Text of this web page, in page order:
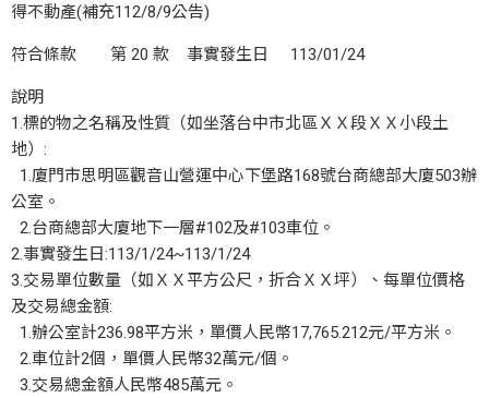
得不動產(補充112/8/9公告)
符合條款 第 20 款 事實發生日 113/01/24
說明
1.標的物之名稱及性質（如坐落台中市北區ＸＸ段ＸＸ小段土
地）:
1.廈門市思明區觀音山營運中心下堡路168號台商總部大廈503辦
公室。
2.台商總部大廈地下一層#102及#103車位。
2.事實發生日:113/1/24~113/1/24
3.交易單位數量（如ＸＸ平方公尺，折合ＸＸ坪）、每單位價格
及交易總金額:
1.辦公室計236.98平方米，單價人民幣17,765.212元/平方米。
2.車位計2個，單價人民幣32萬元/個。
3.交易總金額人民幣485萬元。